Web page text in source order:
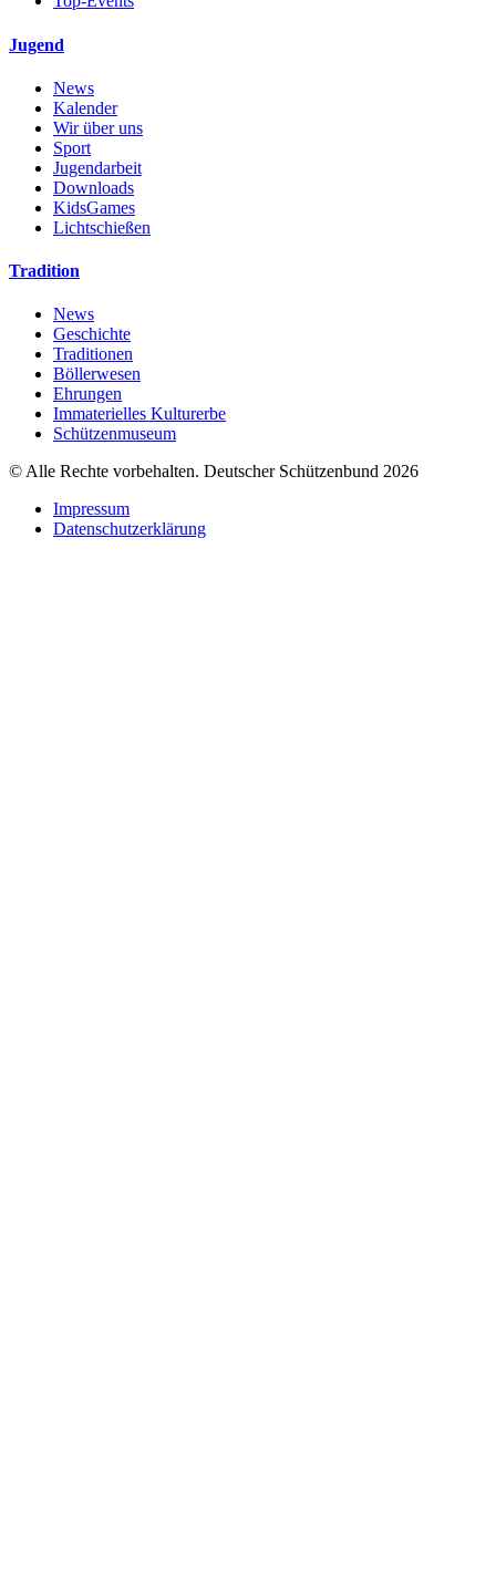
Jugend
News
Kalender
Wir über uns
Sport
Jugendarbeit
Downloads
KidsGames
Lichtschießen
Tradition
News
Geschichte
Traditionen
Böllerwesen
Ehrungen
Immaterielles Kulturerbe
Schützenmuseum
© Alle Rechte vorbehalten. Deutscher Schützenbund 2026
Impressum
Datenschutzerklärung